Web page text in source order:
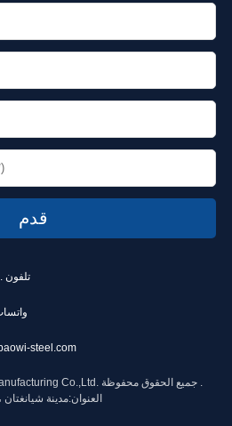
تلفون
steel.com
حقوق الطبع © Baowi Steel Manufacturing Co.,Ltd. جميع الحقوق محفوظة .
العنوان:مدينة